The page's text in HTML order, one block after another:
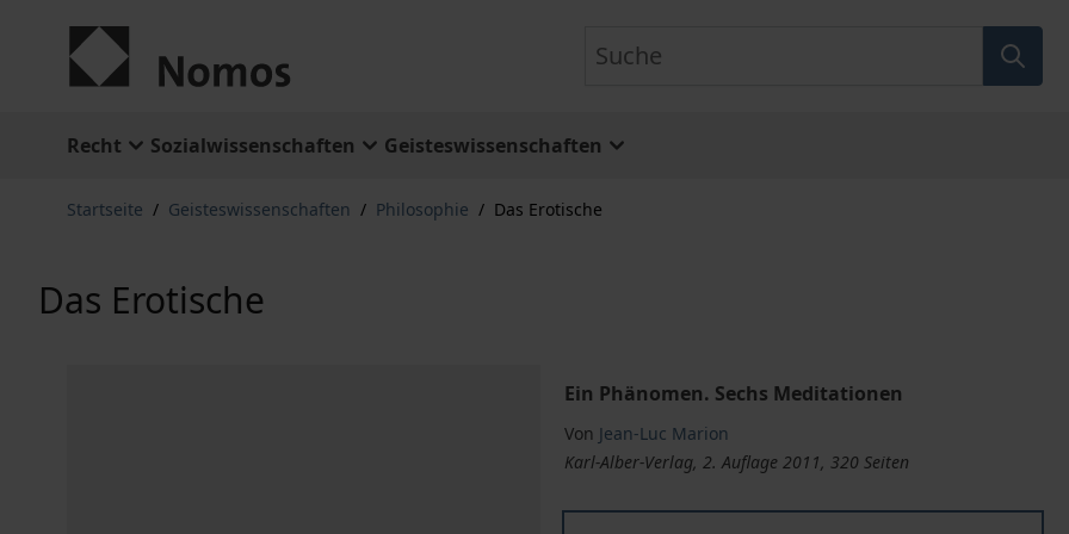
Recht Sozialwissenschaften Geisteswissenschaften
Startseite / Geisteswissenschaften / Philosophie / Das Erotische
Das Erotische
Ein Phänomen. Sechs Meditationen
Von Jean-Luc Marion
Karl-Alber-Verlag, 2. Auflage 2011, 320 Seiten